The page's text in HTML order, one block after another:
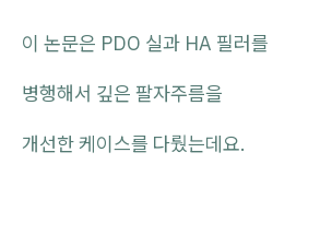
이 논문은 PDO 실과 HA 필러를
병행해서 깊은 팔자주름을
개선한 케이스를 다뤘는데요.